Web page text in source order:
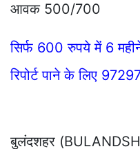
आवक 500/700
सिर्फ 600 रुपये में 6
रिपोर्ट पाने के लिए
बुलंदशहर